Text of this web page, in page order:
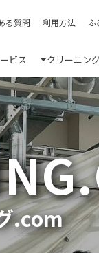
る質問 利用方法 ふ
ビス クリーニン
.com